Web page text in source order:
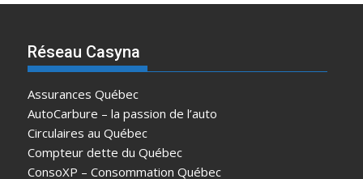
Réseau Casyna
Assurances Québec
AutoCarbure – la passion de l’auto
Circulaires au Québec
Compteur dette du Québec
ConsoXP – Consommation Québec